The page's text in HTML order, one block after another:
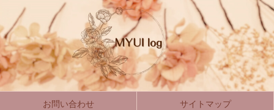
お問い合わせ サイトマップ